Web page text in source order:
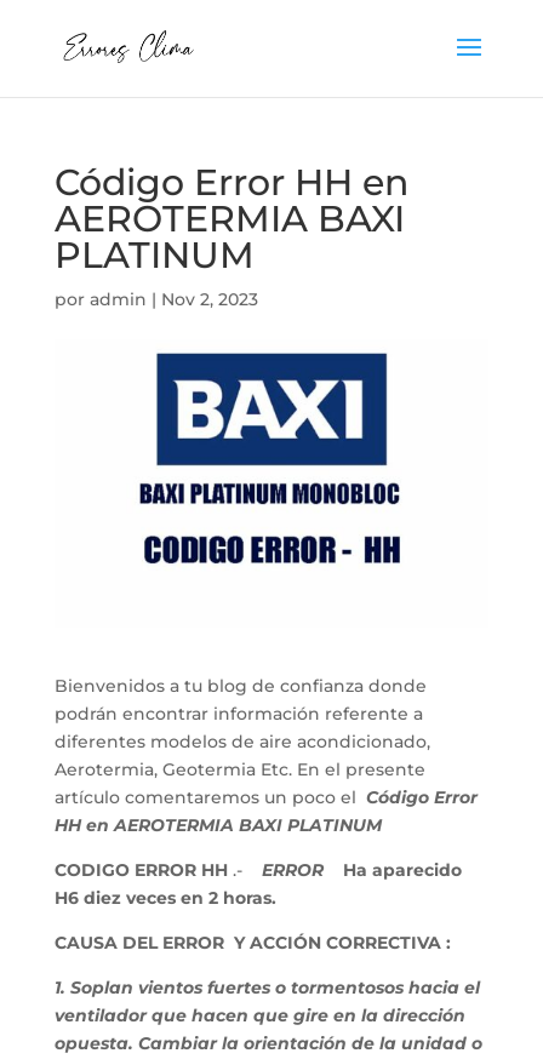
Código Error HH en
AEROTERMIA BAXI
PLATINUM
por admin | Nov 2, 2023
Bienvenidos a tu blog de confianza donde
podrán encontrar información referente a
diferentes modelos de aire acondicionado,
Aerotermia, Geotermia Etc. En el presente
artículo comentaremos un poco el Código Error
HH en AEROTERMIA BAXI PLATINUM
CODIGO ERROR HH.- ERRORHa aparecido
H6 diez veces en 2 horas.
CAUSA DEL ERROR Y ACCIÓN CORRECTIVA :
1. Soplan vientos fuertes o tormentosos hacia el
ventilador que hacen que gire en la dirección
opuesta. Cambiar la orientación de la unidad o